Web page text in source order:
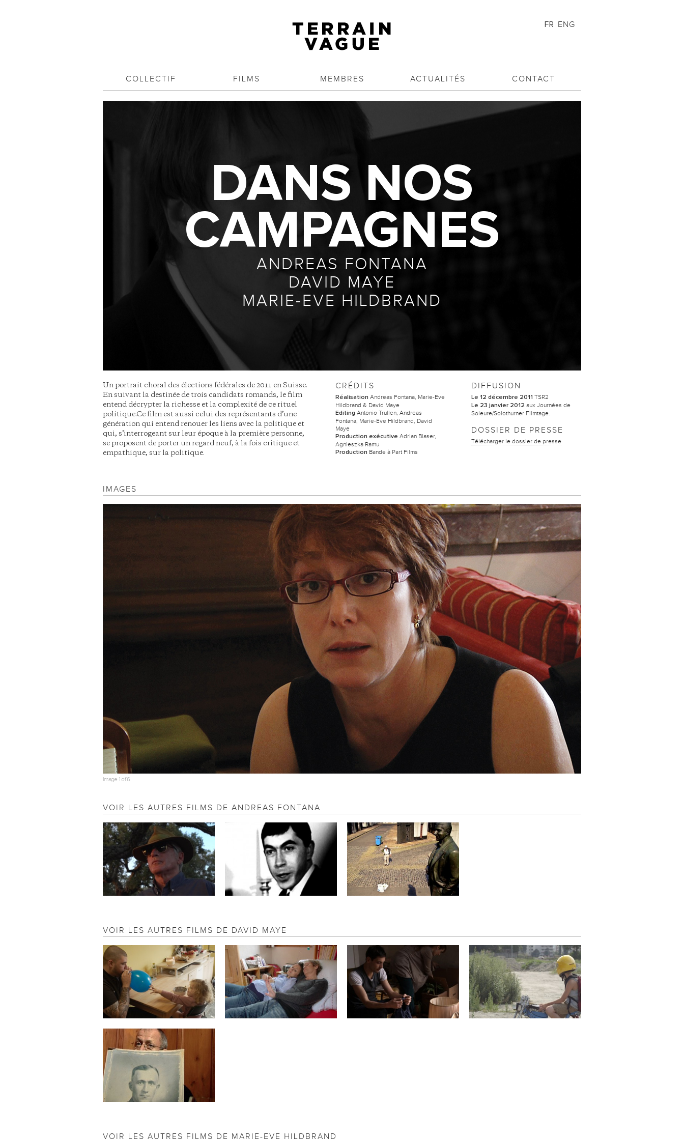
FR ENG
COLLECTIF FILMS MEMBRES ACTUALITÉS CONTACT
DANS NOS
CAMPAGNES
ANDREAS FONTANA
DAVID MAYE
MARIE-EVE HILDBRAND
Un portrait choral des élections fédérales de 2011 en Suisse.
En suivant la destinée de trois candidats romands, le film
entend décrypter la richesse et la complexité de ce rituel
politique.Ce film est aussi celui des représentants d’une
génération qui entend renouer les liens avec la politique et
qui, s’interrogeant sur leur époque à la première personne,
se proposent de porter un regard neuf, à la fois critique et
empathique, sur la politique.
CRÉDITS
Réalisation Andreas Fontana, Marie-Eve
Hildbrand & David Maye
Editing Antonio Trullen, Andreas
Fontana, Marie-Eve Hildbrand, David
Maye
Production exécutiveAdrian Blaser,
Agnieszka Ramu
Production Bande à Part Films
DIFFUSION
Le 12 décembre 2011 TSR2
Le 23 janvier 2012 aux Journées de
Soleure/Solothurner Filmtage.
DOSSIER DE PRESSE
Télécharger le dossier de presse
IMAGES
Image 1 of 6
VOIR LES AUTRES FILMS DE ANDREAS FONTANA
VOIR LES AUTRES FILMS DE DAVID MAYE
VOIR LES AUTRES FILMS DE MARIE-EVE HILDBRAND